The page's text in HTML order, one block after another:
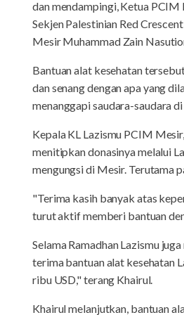
dan mendampingi, Ketua
Sekjen Palestinian Red
Mesir Muhammad Zain
Bantuan alat kesehatan
dan senang dengan apa yang
menanggapi saudara-saudara
Kepala KL Lazismu PCIM
menitipkan donasinya melalui
mengungsi di Mesir. Terutama
"Terima kasih banyak atas
turut aktif memberi bantuan
Selama Ramadhan Lazismu
terima bantuan alat kesehatan
ribu USD," terang Khairul.
Khairul melanjutkan, bantuan